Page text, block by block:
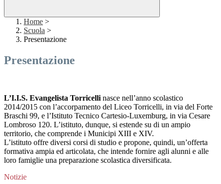
Home >
Scuola >
Presentazione
Presentazione
L’I.I.S. Evangelista Torricelli nasce nell’anno scolastico
2014/2015 con l’accorpamento del Liceo Torricelli, in via del Forte
Braschi 99, e l’Istituto Tecnico Cartesio-Luxemburg, in via Cesare
Lombroso 120. L’istituto, dunque, si estende su di un ampio
territorio, che comprende i Municipi XIII e XIV.
L’istituto offre diversi corsi di studio e propone, quindi, un’offerta
formativa ampia ed articolata, che intende fornire agli alunni e alle
loro famiglie una preparazione scolastica diversificata.
Notizie